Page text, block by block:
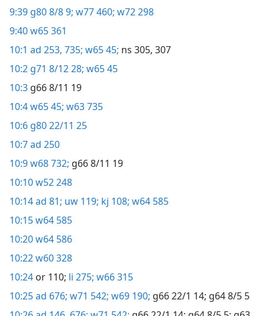
9:39 g80 8/8 9; w77 460; w72 298
9:40w65 361
10:1 ad 253, 735; w65 45; ns 305, 307
10:2 g71 8/12 28; w65 45
10:3 g66 8/11 19
10:4w65 45; w63 735
10:6 g80 22/11 25
10:7ad 250
10:9w68 732; g66 8/11 19
10:10w52 248
10:14ad 81; uw 119; kj 108; w64 585
10:15w64 585
10:20w64 586
10:22w60 328
10:24 or 110; li 275; w66 315
10:25ad 676; w71 542; w69 190; g66 22/1 14; g64 8/5 5